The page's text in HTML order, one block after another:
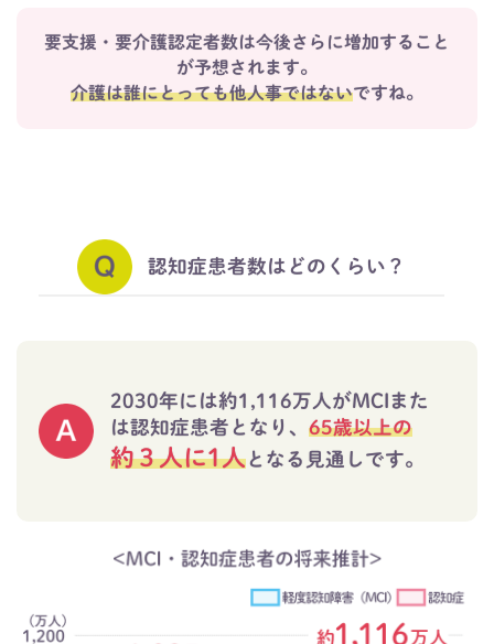
要支援・要介護認定者数は今後さらに増加すること
が予想されます。
介護は誰にとっても他人事ではないですね。​
認知症患者数はどのくらい？
2030年には約1,116万人がMCIまた
は認知症患者となり、65歳以上の
約３人に1人となる見通しです。